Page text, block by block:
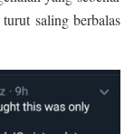
saling berbalas